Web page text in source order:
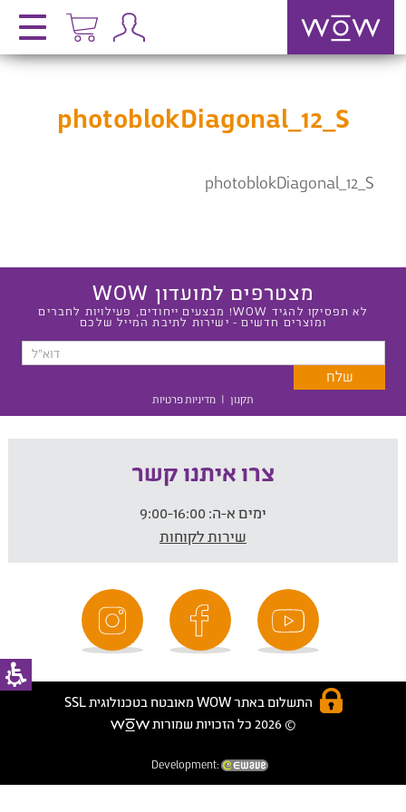
photoblokDiagonal_12_S
photoblokDiagonal_12_S
מצטרפים למועדון WOW
לא תפסיקו להגיד WOW! מבצעים ייחודים, פעילויות לחברים
ומוצרים חדשים - ישירות לתיבת המייל שלכם
תקנון | מדיניות פרטיות
צרו איתנו קשר
ימים א-ה:
שירות לקוחות
התשלום באתר WOW מאובטח בטכנולוגית SSL
© 2026 כל הזכויות שמורות
Development: